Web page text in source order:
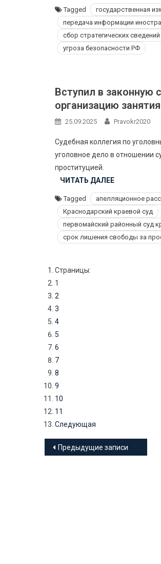
Tagged государственная
передача информации
сбор стратегических сведений
угроза безопасности РФ
Вступил в законную
организацию
25.09.2025 Pravokr2020
Судебная коллегия по
уголовное дело в отношении
проституцией.
ЧИТАТЬ ДАЛЕЕ
Tagged апелляционное
Краснодарский краевой суд
первомайский районный суд
срок лишения свободы за
Страницы:
1
2
3
4
5
6
7
8
9
10
11
Следующая
Навигация
Предыдущие записи